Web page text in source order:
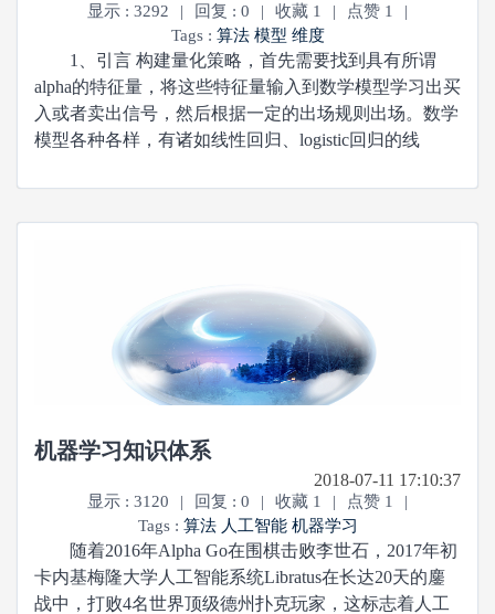
显示 : 3292 | 回复 : 0 | 收藏 1 | 点赞 1
|
Tags : 算法 模型 维度
1、引言 构建量化策略，首先需要找到具有所谓
alpha的特征量，将这些特征量输入到数学模型学习出买
入或者卖出信号，然后根据一定的出场规则出场。数学
模型各种各样，有诸如线性回归、logistic回归的线
机器学习知识体系
2018-07-11 17:10:37
显示 : 3120 | 回复 : 0 | 收藏 1 | 点赞 1
|
Tags : 算法 人工智能 机器学习
随着2016年Alpha Go在围棋击败李世石，2017年初
卡内基梅隆大学人工智能系统Libratus在长达20天的鏖
战中，打败4名世界顶级德州扑克玩家，这标志着人工